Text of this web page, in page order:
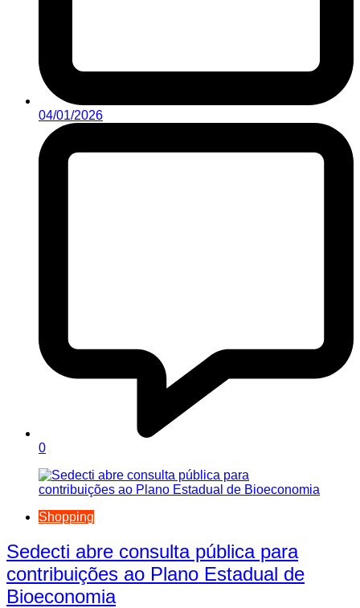
04/01/2026
0
Shopping
Sedecti abre consulta pública para
contribuições ao Plano Estadual de
Bioeconomia